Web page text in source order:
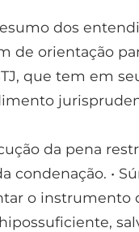
dos
de orientação
que tem em
da pena
condenação. •
o instrumento